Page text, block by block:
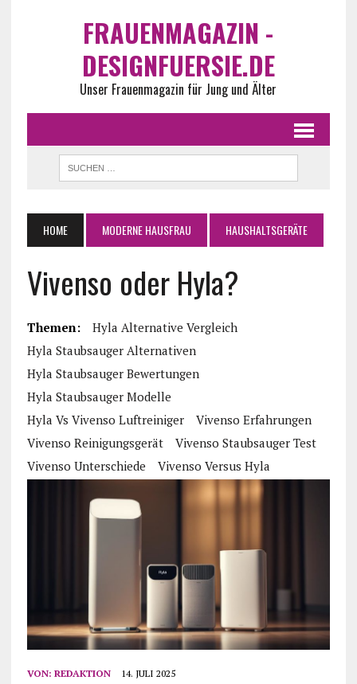
FRAUENMAGAZIN -
DESIGNFUERSIE.DE
Unser Frauenmagazin für Jung und Älter
HOME MODERNE HAUSFRAU HAUSHALTSGERÄTE
Vivenso oder Hyla?
Themen:
Hyla Alternative Vergleich
Hyla Staubsauger Alternativen
Hyla Staubsauger Bewertungen
Hyla Staubsauger Modelle
Hyla Vs Vivenso Luftreiniger
Vivenso Erfahrungen
Vivenso Reinigungsgerät
Vivenso Staubsauger Test
Vivenso Unterschiede
Vivenso Versus Hyla
VON: REDAKTION 14. JULI 2025